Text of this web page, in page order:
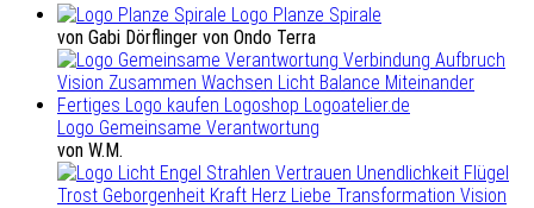
Logo Planze Spirale
von Gabi Dörflinger von Ondo Terra
Logo Gemeinsame Verantwortung
von W.M.